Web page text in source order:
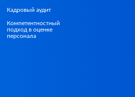
Кадровый аудит
Компетентностный
подход в оценке
персонала